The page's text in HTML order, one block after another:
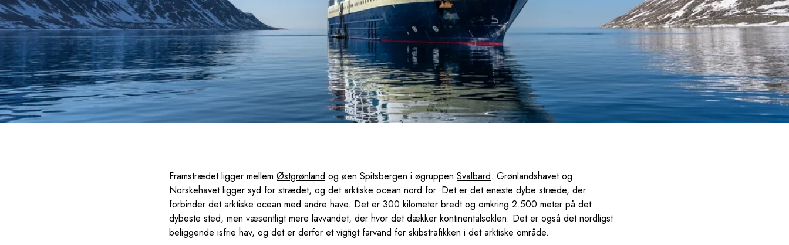
Framstrædet ligger mellem Østgrønland og øen Spitsbergen i øgruppen Svalbard. Grønlandshavet og
Norskehavet ligger syd for strædet, og det arktiske ocean nord for. Det er det eneste dybe stræde, der
forbinder det arktiske ocean med andre have. Det er 300 kilometer bredt og omkring 2.500 meter på det
dybeste sted, men væsentligt mere lavvandet, der hvor det dækker kontinentalsoklen. Det er også det nordligst
beliggende isfrie hav, og det er derfor et vigtigt farvand for skibstrafikken i det arktiske område.